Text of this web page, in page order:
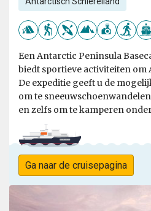
Een Antarctic Peninsula
biedt sportieve activiteiten
De expeditie geeft u de
om te
en zelfs om te kamperen
Ga naar de cruisepagina